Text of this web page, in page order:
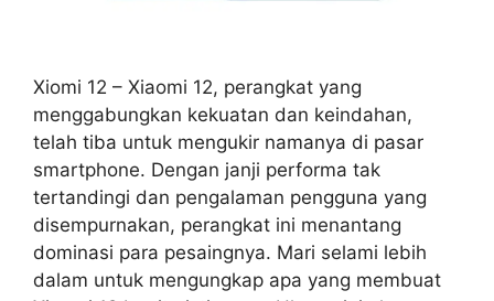
Xiomi 12 – Xiaomi 12, perangkat yang
menggabungkan kekuatan dan keindahan,
telah tiba untuk mengukir namanya di pasar
smartphone. Dengan janji performa tak
tertandingi dan pengalaman pengguna yang
disempurnakan, perangkat ini menantang
dominasi para pesaingnya. Mari selami lebih
dalam untuk mengungkap apa yang membuat